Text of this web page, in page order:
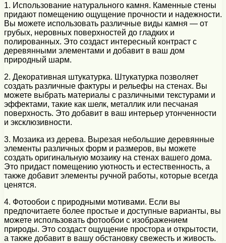
1. Использование натурального камня. Каменные стены
придают помещению ощущение прочности и надежности.
Вы можете использовать различные виды камня — от
грубых, неровных поверхностей до гладких и
полированных. Это создаст интересный контраст с
деревянными элементами и добавит в ваш дом
природный шарм.
2. Декоративная штукатурка. Штукатурка позволяет
создать различные фактуры и рельефы на стенах. Вы
можете выбрать материалы с различными текстурами и
эффектами, такие как шелк, металлик или песчаная
поверхность. Это добавит в ваш интерьер утонченности
и эксклюзивности.
3. Мозаика из дерева. Вырезая небольшие деревянные
элементы различных форм и размеров, вы можете
создать оригинальную мозаику на стенах вашего дома.
Это придаст помещению уютность и естественность, а
также добавит элементы ручной работы, которые всегда
ценятся.
4. Фотообои с природными мотивами. Если вы
предпочитаете более простые и доступные варианты, вы
можете использовать фотообои с изображением
природы. Это создаст ощущение простора и открытости,
а также добавит в вашу обстановку свежесть и живость.